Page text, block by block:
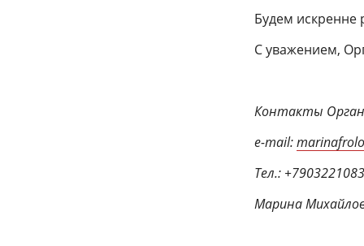
Будем искренне
С уважением,
Контакты
e-mail:
Тел.:
Марина